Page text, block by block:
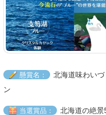
懸賞名：
北海道味わい
ン
当選賞品： 北海道の絶